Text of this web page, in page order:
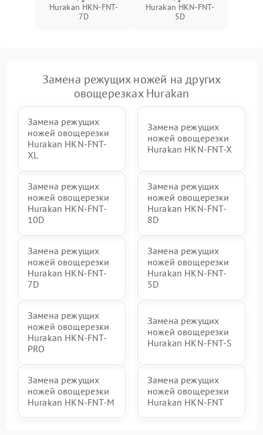
Hurakan HKN-FNT-
7D
Hurakan HKN-FNT-
5D
Замена режущих ножей на других
овощерезках Hurakan
Замена режущих
ножей овощерезки
Hurakan HKN-FNT-
XL
Замена режущих
ножей овощерезки
Hurakan HKN-FNT-X
Замена режущих
ножей овощерезки
Hurakan HKN-FNT-
10D
Замена режущих
ножей овощерезки
Hurakan HKN-FNT-
8D
Замена режущих
ножей овощерезки
Hurakan HKN-FNT-
7D
Замена режущих
ножей овощерезки
Hurakan HKN-FNT-
5D
Замена режущих
ножей овощерезки
Hurakan HKN-FNT-
PRO
Замена режущих
ножей овощерезки
Hurakan HKN-FNT-S
Замена режущих
ножей овощерезки
Hurakan HKN-FNT-M
Замена режущих
ножей овощерезки
Hurakan HKN-FNT